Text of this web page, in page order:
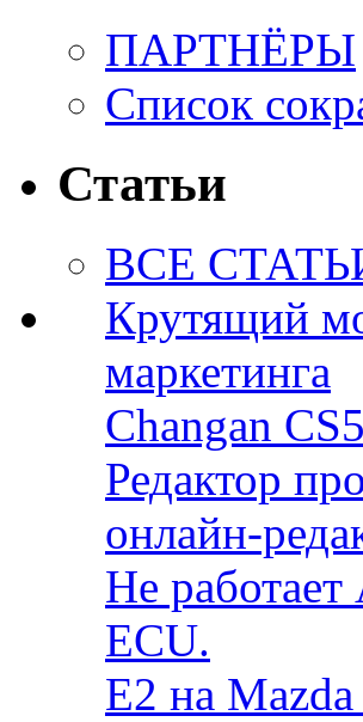
ПАРТНЁРЫ
Список
Статьи
ВСЕ
Крутящий
маркетинга
Changan
Редактор
онлайн-
Не
ECU.
E2 на